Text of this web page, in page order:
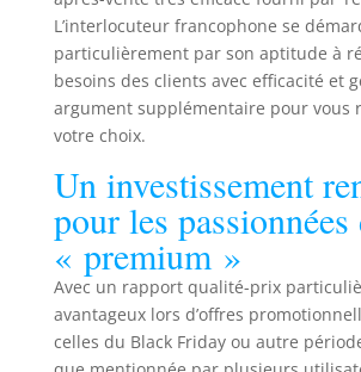
voix.
système
7.1 et
compatible
pied,
adapté à
certifié
une
satinée et
grilles en
L’interlocuteur francophone se
particulièrement par son aptitude à
besoins des clients avec efficacité et
argument supplémentaire pour vous
votre choix.
Un investissement
pour les passionnées
« premium »
Avec un rapport qualité-prix
avantageux lors d’offres
celles du Black Friday ou autre